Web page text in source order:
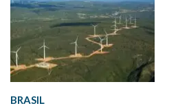
BRASIL